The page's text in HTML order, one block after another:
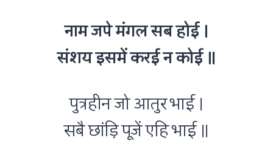
नाम जपे मंगल सब होई ।
संशय इसमें करई न कोई ॥
पुत्रहीन जो आतुर भाई ।
सबै छांड़ि पूजें एहि भाई ॥